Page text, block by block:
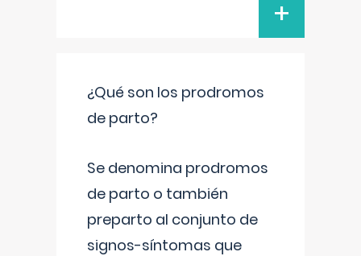
+
¿Qué son los prodromos
de parto?
Se denomina prodromos
de parto o también
preparto al conjunto de
signos-síntomas que